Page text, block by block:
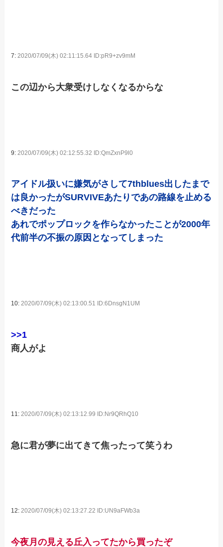
7:2020/07/09(木) 02:11:15.64 ID:pR9+zv9mM
この辺から大衆受けしなくなるからな
9: 2020/07/09(木) 02:12:55.32 ID:QmZxnP9l0
アイドル扱いに嫌気がさして7thblues出したまで
は良かったがSURVIVEあたりであの路線を止める
べきだった
あれでポップロックを作らなかったことが2000年
代前半の不振の原因となってしまった
10:2020/07/09(木) 02:13:00.51 ID:6DnsgN1UM
>>1
商人がよ
11:2020/07/09(木) 02:13:12.99 ID:Nr9QRhQ10
急に君が夢に出てきて焦ったって笑うわ
12:2020/07/09(木) 02:13:27.22 ID:UN9aFWb3a
今夜月の見える丘入ってたから買ったぞ